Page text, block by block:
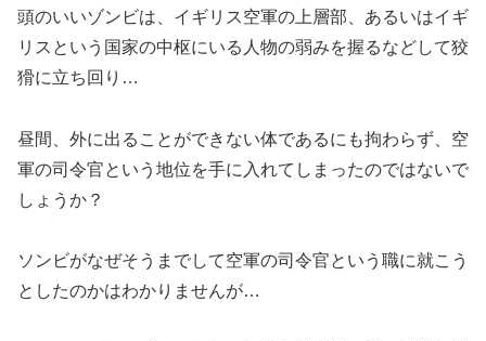
頭のいいゾンビは、イギリス空軍の上層部、あるいはイギ
リスという国家の中枢にいる人物の弱みを握るなどして狡
猾に立ち回り…
昼間、外に出ることができない体であるにも拘わらず、空
軍の司令官という地位を手に入れてしまったのではないで
しょうか？
ソンビがなぜそうまでして空軍の司令官という職に就こう
としたのかはわかりませんが…